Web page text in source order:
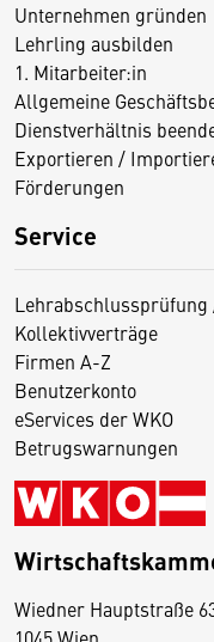
Unternehmen gründen
Lehrling ausbilden
1. Mitarbeiter:in
Allgemeine
Dienstverhältnis
Exportieren /
Förderungen
Service
Lehrabschlussprüfung
Kollektivverträge
Firmen A-Z
Benutzerkonto
eServices der WKO
Betrugswarnungen
Wiedner Hauptstraße
D